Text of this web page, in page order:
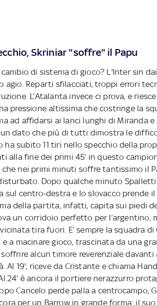
Skriniar "soffre" il Papu
di sistema di gioco? L'Inter sin
agio. Reparti sfilacciati, troppi errori
L’Atalanta invece ci prova, e
pressione altissima che costringe la
ad affidarsi ai lanci lunghi di Miranda
un dato che più di tutti dimostra le
ha subito 11 tiri nello specchio della
alla fine dei primi 45’ in questo
che nei primi minuti soffre tantissimo il
Dopo qualche minuto Spalletti
sul centro-destra e lo slovacco prende
della partita, infatti, capita sui piedi
un corridoio perfetto per l’argentino,
tira fuori. E’ sempre la squadra
a macinare gioco, trascinata da una
alcun timore reverenziale davanti
Al 19', riceve da Cristante e chiama
24’ è ancora il portiere nerazzurro
Cancelo perde palla a centrocampo,
per un Barrow in grande forma: il